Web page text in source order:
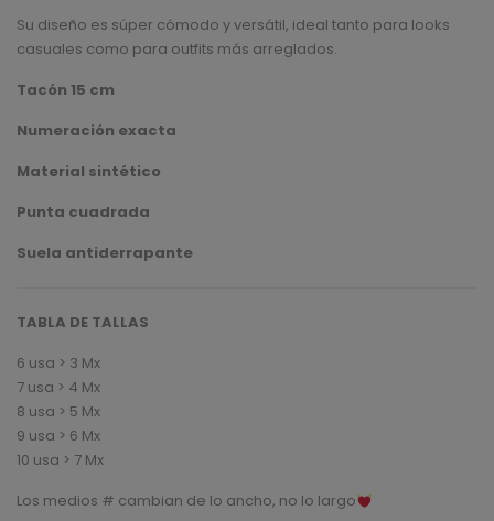
Su diseño es súper cómodo y versátil, ideal tanto para looks
casuales como para outfits más arreglados.
Tacón 15 cm
Numeración exacta
Material sintético
Punta cuadrada
Suela antiderrapante
TABLA DE TALLAS
6 usa > 3 Mx
7 usa > 4 Mx
8 usa > 5 Mx
9 usa > 6 Mx
10 usa > 7 Mx
Los medios # cambian de lo ancho, no lo largo